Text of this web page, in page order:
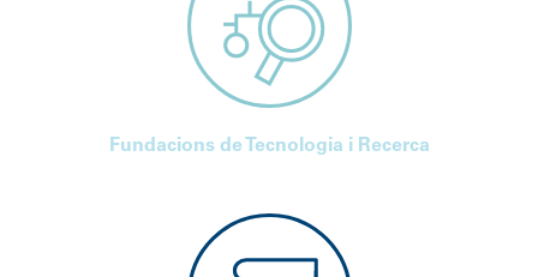
Fundacions de Tecnologia i Recerca